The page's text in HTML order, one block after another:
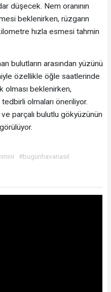
düşecek. Nem oranının
beklenirken, rüzgarın
hızla esmesi tahmin
bulutların arasından yüzünü
özellikle öğle saatlerinde
olması beklenirken,
tedbirli olmaları öneriliyor.
parçalı bulutlu gökyüzünün
#bugünhavanasıl